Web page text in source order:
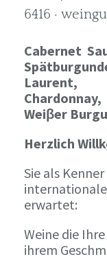
6416 ·
Cabernet
Laurent,
Chardonnay,
Weiβer
Herzlich
Sie als
erwartet:
Weine die
ihrem